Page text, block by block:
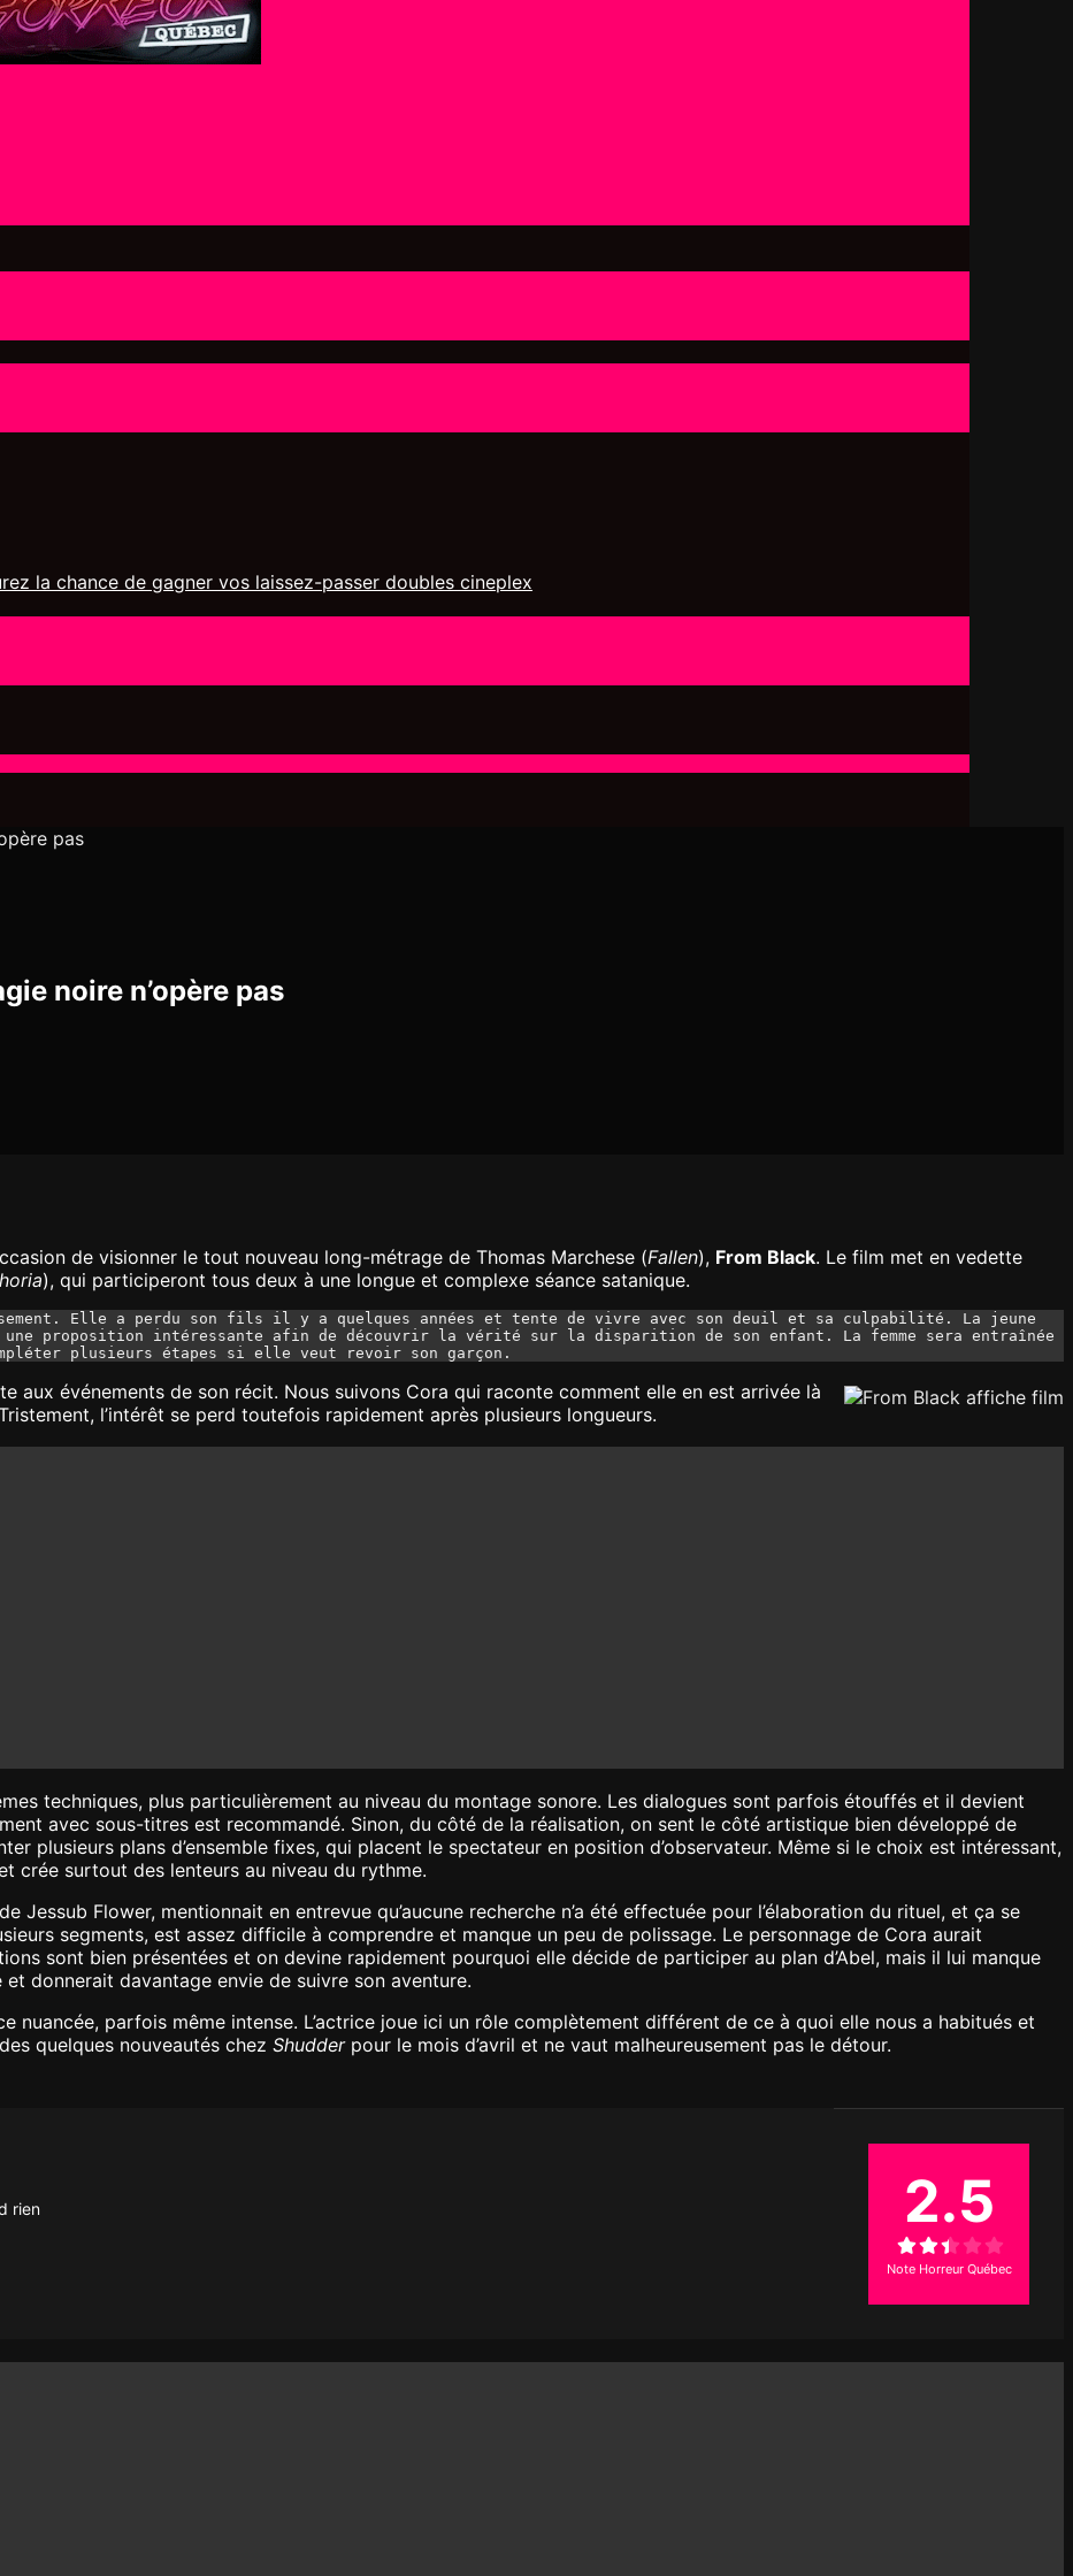
la chance de gagner vos laissez-passer doubles cineplex
pas
noire n’opère pas
de visionner le tout nouveau long-métrage de Thomas Marchese (Fallen), From Black. Le film met en vedette
), qui participeront tous deux à une longue et complexe séance satanique.
Elle a perdu son fils il y a quelques années et tente de vivre avec son deuil et sa culpabilité. La jeune
proposition intéressante afin de découvrir la vérité sur la disparition de son enfant. La femme sera entraînée
plusieurs étapes si elle veut revoir son garçon.
aux événements de son récit. Nous suivons Cora qui raconte comment elle en est arrivée là
l’intérêt se perd toutefois rapidement après plusieurs longueurs.
techniques, plus particulièrement au niveau du montage sonore. Les dialogues sont parfois étouffés et il devient
avec sous-titres est recommandé. Sinon, du côté de la réalisation, on sent le côté artistique bien développé de
plusieurs plans d’ensemble fixes, qui placent le spectateur en position d’observateur. Même si le choix est intéressant,
crée surtout des lenteurs au niveau du rythme.
Jessub Flower, mentionnait en entrevue qu’aucune recherche n’a été effectuée pour l’élaboration du rituel, et ça se
segments, est assez difficile à comprendre et manque un peu de polissage. Le personnage de Cora aurait
sont bien présentées et on devine rapidement pourquoi elle décide de participer au plan d’Abel, mais il lui manque
donnerait davantage envie de suivre son aventure.
nuancée, parfois même intense. L’actrice joue ici un rôle complètement différent de ce à quoi elle nous a habitués et
quelques nouveautés chez Shudderpour le mois d’avril et ne vaut malheureusement pas le détour.
rien
2.5
Note Horreur Québec